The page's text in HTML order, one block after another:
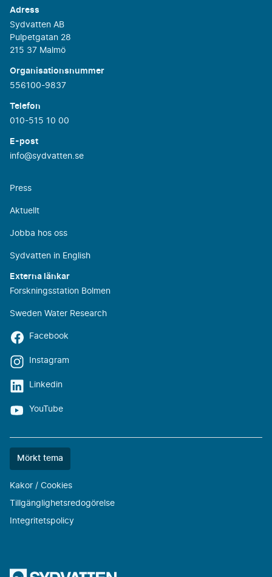
Adress
Sydvatten AB
Pulpetgatan 28
215 37 Malmö
Organisationsnummer
556100-9837
Telefon
010-515 10 00
E-post
info@sydvatten.se
Press
Aktuellt
Jobba hos oss
Sydvatten in English
Externa länkar
Forskningsstation Bolmen
Sweden Water Research
Facebook
Instagram
Linkedin
YouTube
Färgtemat
Mörkt tema
Kakor / Cookies
Tillgänglighetsredogörelse
Integritetspolicy